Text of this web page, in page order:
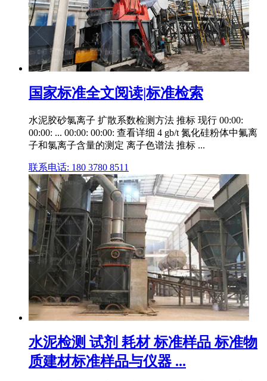
国家标准全文阅读|标准检索
水泥胶砂氯离子 扩散系数检测方法 推标 现行 00:00:
00:00: ... 00:00: 00:00: 查看详细 4 gb/t 氮化硅粉体中氟离
子和氯离子含量的测定 离子色谱法 推标 ...
联系电话: 180 3780 8511
水泥检测 试剂 耗材 标准样品 标准物
质建材标准样品与仪器 ...